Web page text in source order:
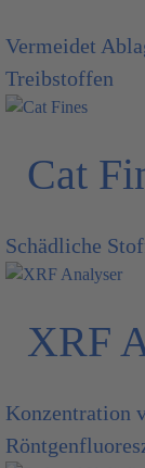
Vermeidet
Treibstoffen
Cat
Schädliche
XRF
Konzentration